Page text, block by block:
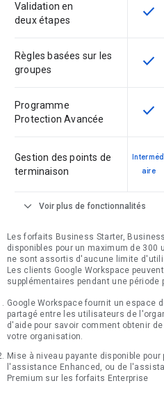
Validation en
deux étapes
check
Règles basées sur les
groupes
check
Programme
Protection Avancée
check
Gestion des points de
terminaison
aire
expand_more Voir plus de fonctionnalités
Les forfaits Business Starter,
disponibles pour un maximum de
ne sont assortis d'aucune limite
Les clients Google Workspace
supplémentaires pendant une période
Google Workspace fournit un espace
partagé entre les utilisateurs de
d'aide pour savoir comment obtenir
votre organisation.
Mise à niveau payante disponible
l'assistance Enhanced, ou de
Premium sur les forfaits Enterprise